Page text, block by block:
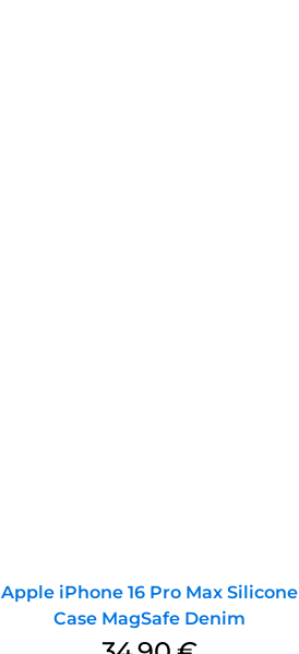
Apple iPhone 16 Pro Max Silicone
Case MagSafe Denim